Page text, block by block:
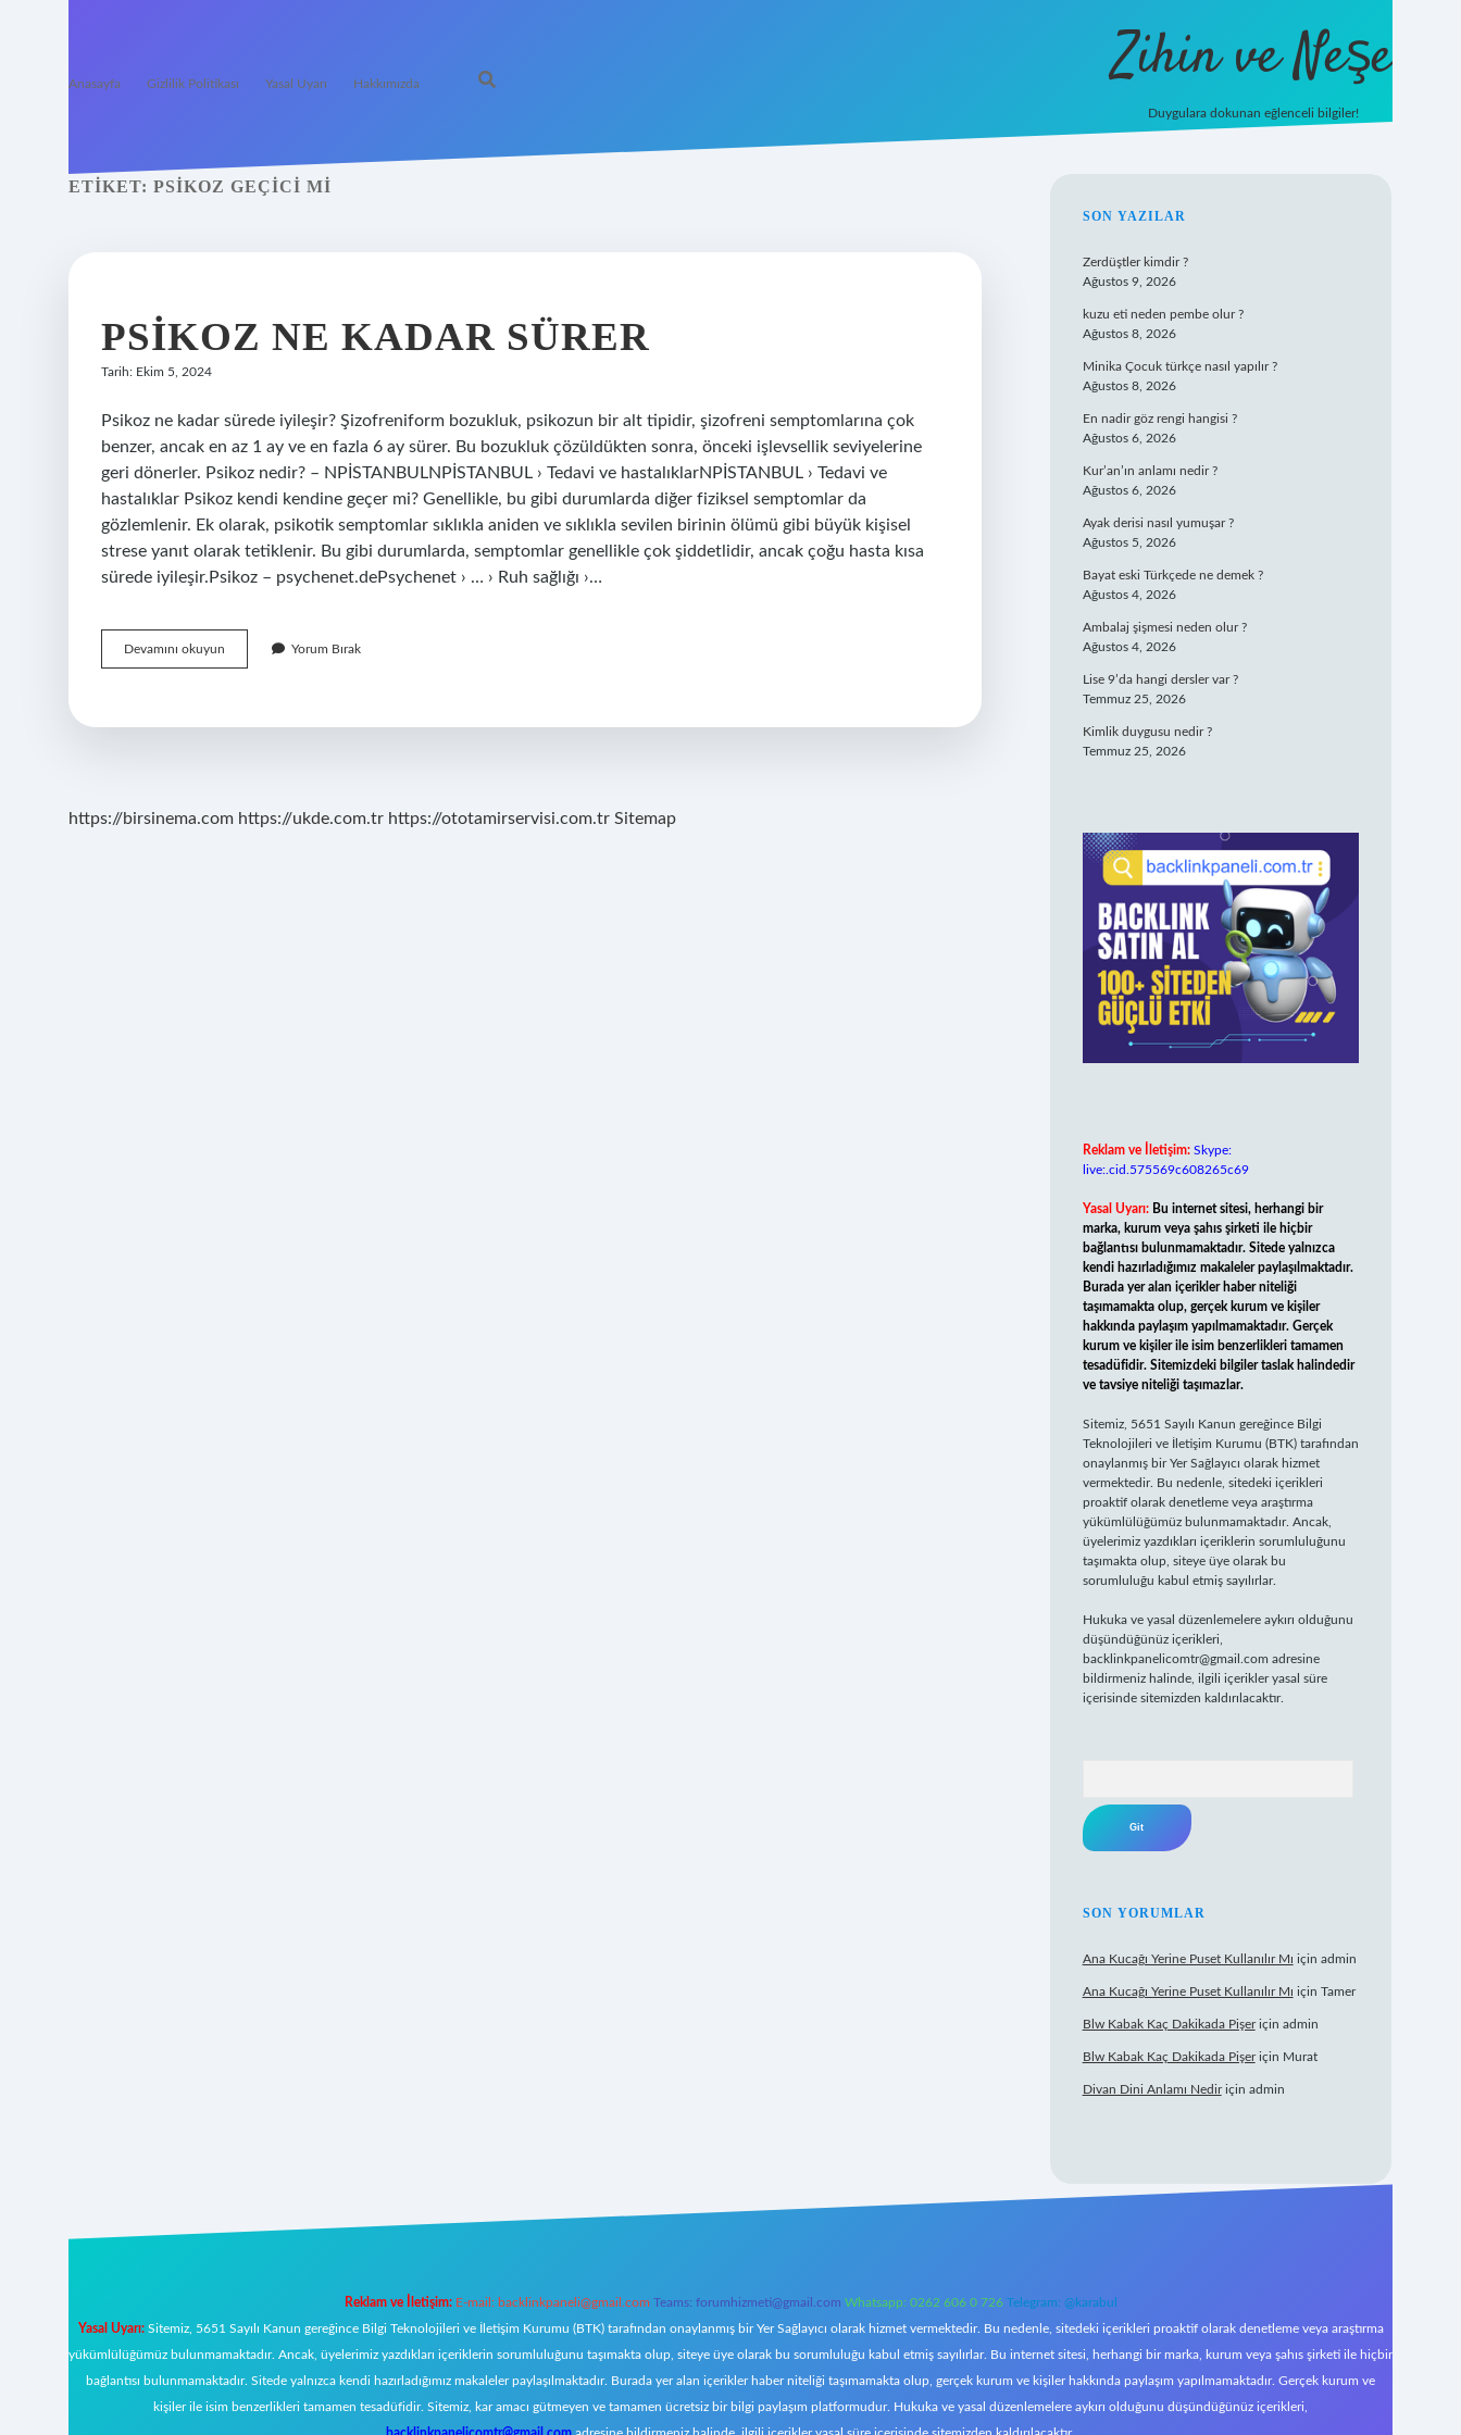
Anasayfa Gizlilik Politikası Yasal Uyarı Hakkımızda Zihin ve Neşe
Duygulara dokunan eğlenceli bilgiler!
ETIKET: PSIKOZ GEÇICI MI
PSIKOZ NE KADAR SÜRER
Tarih: Ekim 5, 2024
Psikoz ne kadar sürede iyileşir? Şizofreniform bozukluk, psikozun bir alt tipidir, şizofreni semptomlarına çok
benzer, ancak en az 1 ay ve en fazla 6 ay sürer. Bu bozukluk çözüldükten sonra, önceki işlevsellik seviyelerine
geri dönerler. Psikoz nedir? – NPİSTANBULNPİSTANBUL › Tedavi ve hastalıklarNPİSTANBUL › Tedavi ve
hastalıklar Psikoz kendi kendine geçer mi? Genellikle, bu gibi durumlarda diğer fiziksel semptomlar da
gözlemlenir. Ek olarak, psikotik semptomlar sıklıkla aniden ve sıklıkla sevilen birinin ölümü gibi büyük kişisel
strese yanıt olarak tetiklenir. Bu gibi durumlarda, semptomlar genellikle çok şiddetlidir, ancak çoğu hasta kısa
sürede iyileşir.Psikoz – psychenet.dePsychenet › … › Ruh sağlığı ›…
Devamını okuyun
Ne
Yorum Bırak
https://birsinema.com https://ukde.com.tr https://ototamirservisi.com.tr Sitemap
SIDEBAR
SON YAZILAR
Zerdüştler kimdir ?
Ağustos 9, 2026
kuzu eti neden pembe olur ?
Ağustos 8, 2026
Minika Çocuk türkçe nasıl yapılır ?
Ağustos 8, 2026
En nadir göz rengi hangisi ?
Ağustos 6, 2026
Kur’an’ın anlamı nedir ?
Ağustos 6, 2026
Ayak derisi nasıl yumuşar ?
Ağustos 5, 2026
Bayat eski Türkçede ne demek ?
Ağustos 4, 2026
Ambalaj şişmesi neden olur ?
Ağustos 4, 2026
Lise 9’da hangi dersler var ?
Temmuz 25, 2026
Kimlik duygusu nedir ?
Temmuz 25, 2026
Reklam ve İletişim: Skype:
live:.cid.575569c608265c69
Yasal Uyarı: Bu internet sitesi, herhangi bir
marka, kurum veya şahıs şirketi ile hiçbir
bağlantısı bulunmamaktadır. Sitede yalnızca
kendi hazırladığımız makaleler paylaşılmaktadır.
Burada yer alan içerikler haber niteliği
taşımamakta olup, gerçek kurum ve kişiler
hakkında paylaşım yapılmamaktadır. Gerçek
kurum ve kişiler ile isim benzerlikleri tamamen
tesadüfidir. Sitemizdeki bilgiler taslak halindedir
ve tavsiye niteliği taşımazlar.
Sitemiz, 5651 Sayılı Kanun gereğince Bilgi
Teknolojileri ve İletişim Kurumu (BTK) tarafından
onaylanmış bir Yer Sağlayıcı olarak hizmet
vermektedir. Bu nedenle, sitedeki içerikleri
proaktif olarak denetleme veya araştırma
yükümlülüğümüz bulunmamaktadır. Ancak,
üyelerimiz yazdıkları içeriklerin sorumluluğunu
taşımakta olup, siteye üye olarak bu
sorumluluğu kabul etmiş sayılırlar.
Hukuka ve yasal düzenlemelere aykırı olduğunu
düşündüğünüz içerikleri,
backlinkpanelicomtr@gmail.com adresine
bildirmeniz halinde, ilgili içerikler yasal süre
içerisinde sitemizden kaldırılacaktır.
SON YORUMLAR
Ana Kucağı Yerine Puset Kullanılır Mı için admin
Ana Kucağı Yerine Puset Kullanılır Mı için Tamer
Blw Kabak Kaç Dakikada Pişeriçin admin
Blw Kabak Kaç Dakikada Pişeriçin Murat
Divan Dini Anlamı Nediriçin admin
Reklam ve İletişim: E-mail: backlinkpaneli@gmail.com Teams: forumhizmeti@gmail.com Whatsapp: 0262 606 0 726 Telegram: @karabul
Yasal Uyarı:Sitemiz, 5651 Sayılı Kanun gereğince Bilgi Teknolojileri ve İletişim Kurumu (BTK) tarafından onaylanmış bir Yer Sağlayıcı olarak hizmet vermektedir. Bu nedenle, sitedeki içerikleri proaktif olarak denetleme veya araştırma
yükümlülüğümüz bulunmamaktadır. Ancak, üyelerimiz yazdıkları içeriklerin sorumluluğunu taşımakta olup, siteye üye olarak bu sorumluluğu kabul etmiş sayılırlar. Bu internet sitesi, herhangi bir marka, kurum veya şahıs şirketi ile hiçbir
bağlantısı bulunmamaktadır. Sitede yalnızca kendi hazırladığımız makaleler paylaşılmaktadır. Burada yer alan içerikler haber niteliği taşımamakta olup, gerçek kurum ve kişiler hakkında paylaşım yapılmamaktadır. Gerçek kurum ve
kişiler ile isim benzerlikleri tamamen tesadüfidir. Sitemiz, kar amacı gütmeyen ve tamamen ücretsiz bir bilgi paylaşım platformudur. Hukuka ve yasal düzenlemelere aykırı olduğunu düşündüğünüz içerikleri,